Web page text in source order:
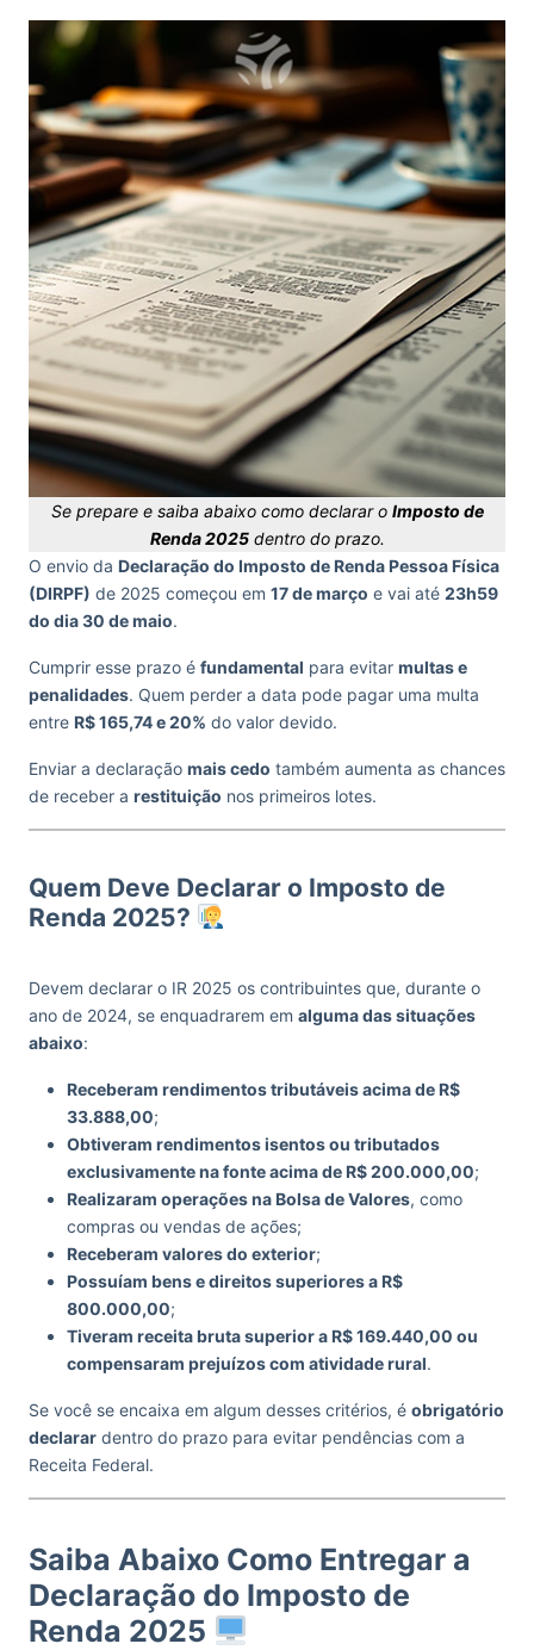
Se prepare e saiba abaixo como declarar o Imposto de
Renda 2025dentro do prazo.
O envio da Declaração do Imposto de Renda Pessoa Física
(DIRPF) de 2025 começou em 17 de março e vai até 23h59
do dia 30 de maio.
Cumprir esse prazo é fundamental para evitar multas e
penalidades. Quem perder a data pode pagar uma multa
entre R$ 165,74 e 20% do valor devido.
Enviar a declaração mais cedo também aumenta as chances
de receber a restituição nos primeiros lotes.
Quem Deve Declarar o Imposto de
Renda 2025?
Devem declarar o IR 2025 os contribuintes que, durante o
ano de 2024, se enquadrarem em alguma das situações
abaixo:
Receberam rendimentos tributáveis acima de R$
33.888,00;
Obtiveram rendimentos isentos ou tributados
exclusivamente na fonte acima de R$ 200.000,00;
Realizaram operações na Bolsa de Valores, como
compras ou vendas de ações;
Receberam valores do exterior;
Possuíam bens e direitos superiores a R$
800.000,00;
Tiveram receita bruta superior a R$ 169.440,00 ou
compensaram prejuízos com atividade rural.
Se você se encaixa em algum desses critérios, é obrigatório
declarar dentro do prazo para evitar pendências com a
Receita Federal.
Saiba Abaixo Como Entregar a
Declaração do Imposto de
Renda 2025